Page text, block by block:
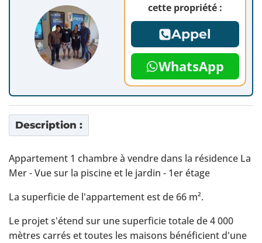
cette propriété :
Appel
WhatsApp
Description :
Appartement 1 chambre à vendre dans la résidence La
Mer - Vue sur la piscine et le jardin - 1er étage
La superficie de l'appartement est de 66 m².
Le projet s'étend sur une superficie totale de 4 000
mètres carrés et toutes les maisons bénéficient d'une